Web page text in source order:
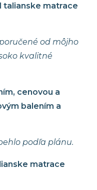
talianske matrace
od môjho
kvalitné
cenovou a
balením a
podľa plánu.
matrace